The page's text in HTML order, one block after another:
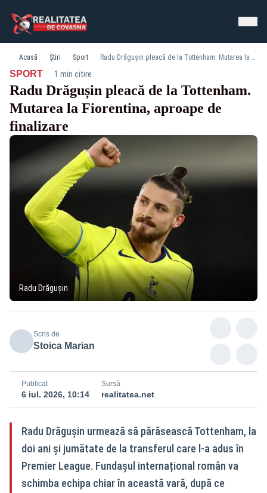
Acasă Știri Sport Radu Drăgușin pleacă de la Tottenham. Mutarea la Fiorentina, aproape de finalizare
SPORT· 1 min citire
Radu Drăgușin pleacă de la Tottenham.
Mutarea la Fiorentina, aproape de
finalizare
Radu Drăgușin
Scris de
Stoica Marian
Publicat
6 iul. 2026, 10:14
Sursă
realitatea.net
Radu Drăgușin urmează să părăsească Tottenham, la
doi ani și jumătate de la transferul care l-a adus în
Premier League. Fundașul internațional român va
schimba echipa chiar în această vară, după ce